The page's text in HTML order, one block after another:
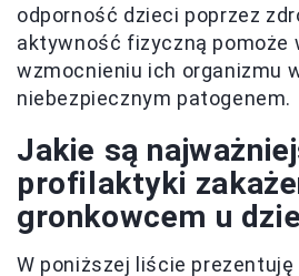
odporność dzieci poprzez
aktywność fizyczną pomoże
wzmocnieniu ich organizmu
niebezpiecznym patogenem.
Jakie są
profilaktyki
gronkowcem u
W poniższej liście